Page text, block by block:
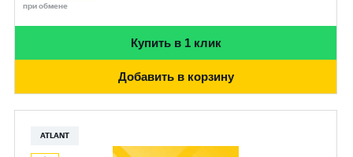
при обмене
Купить в 1 клик
Добавить в корзину
ATLANT